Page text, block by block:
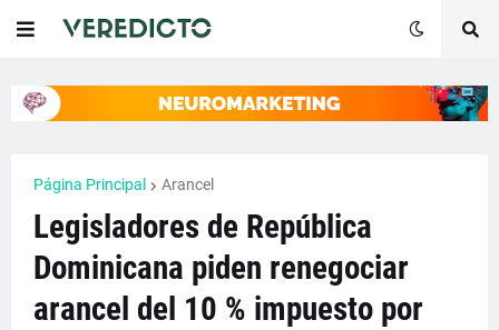
Página Principal Arancel
Legisladores de República
Dominicana piden renegociar
arancel del 10 % impuesto por